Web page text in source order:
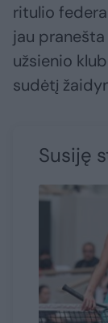
ritulio
jau
užsienio
sudėtį
Susiję